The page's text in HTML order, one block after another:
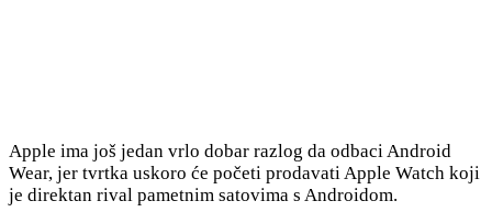
Apple ima još jedan vrlo dobar razlog da odbaci Android
Wear, jer tvrtka uskoro će početi prodavati Apple Watch koji
je direktan rival pametnim satovima s Androidom.